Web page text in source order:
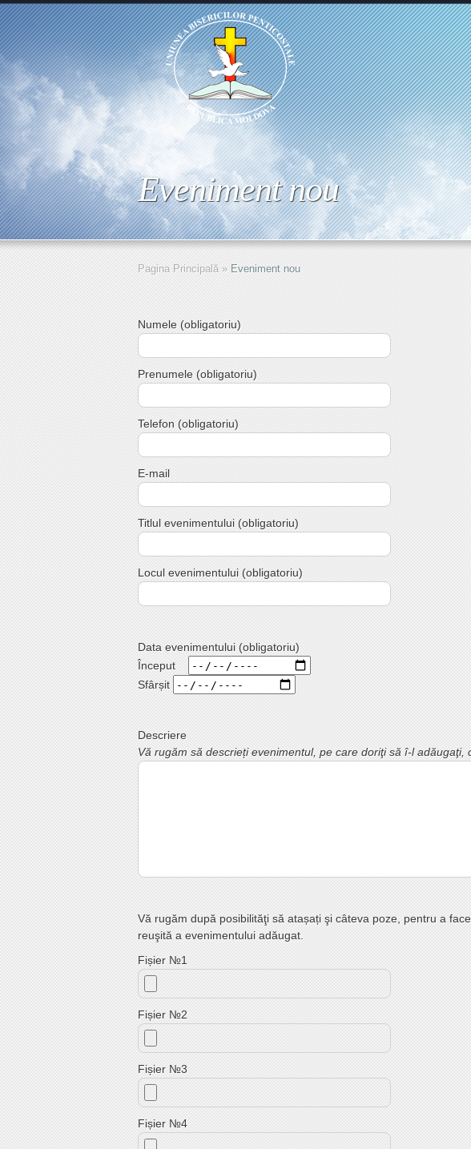
Eveniment nou
Pagina Principală » Eveniment nou
Numele (obligatoriu)
Prenumele (obligatoriu)
Telefon (obligatoriu)
E-mail
Titlul evenimentului (obligatoriu)
Locul evenimentului (obligatoriu)
Data evenimentului (obligatoriu)
Început
Sfârșit
Descriere
Vă rugăm să descrieți evenimentul, pe care doriţi să î-l adăugaţi,
Vă rugăm după posibilităţi să atașați şi câteva poze, pentru a
reuşită a evenimentului adăugat.
Fișier №1
Fișier №2
Fișier №3
Fișier №4